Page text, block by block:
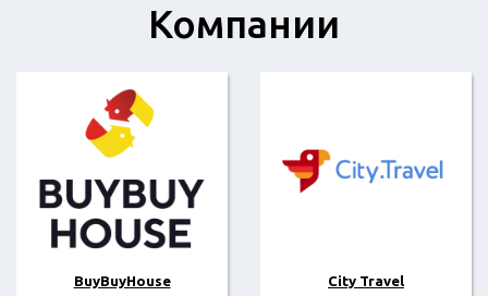
Компании
BuyBuyHouse City Travel